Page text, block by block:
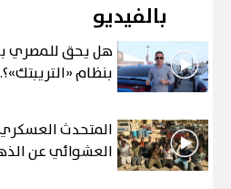
بالفيديو
هل يحق للمصري
بنظام
المتحدث
العشوائي عن